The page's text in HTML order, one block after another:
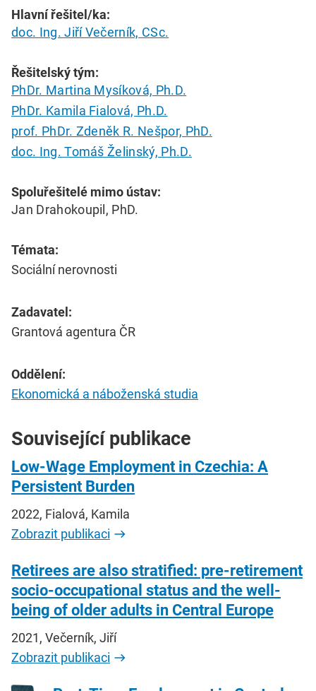
Hlavní řešitel/ka:
doc. Ing. Jiří Večerník, CSc.
Řešitelský tým:
PhDr. Martina Mysíková, Ph.D.
PhDr. Kamila Fialová, Ph.D.
prof. PhDr. Zdeněk R. Nešpor, PhD.
doc. Ing. Tomáš Želinský, Ph.D.
Spoluřešitelé mimo ústav:
Jan Drahokoupil, PhD.
Témata:
Sociální nerovnosti
Zadavatel:
Grantová agentura ČR
Oddělení:
Ekonomická a náboženská studia
Související publikace
Low-Wage Employment in Czechia: A
Persistent Burden
2022, Fialová, Kamila
Zobrazit publikaci
Retirees are also stratified: pre-retirement
socio-occupational status and the well-
being of older adults in Central Europe
2021, Večerník, Jiří
Zobrazit publikaci